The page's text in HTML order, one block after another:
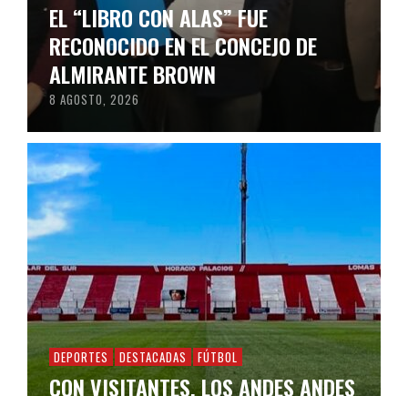
EL “LIBRO CON ALAS” FUE
RECONOCIDO EN EL CONCEJO DE
ALMIRANTE BROWN
8 AGOSTO, 2026
DEPORTES DESTACADAS FÚTBOL
CON VISITANTES, LOS ANDES ANDES